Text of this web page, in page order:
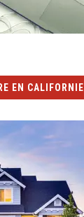
EN CALIFORNIE